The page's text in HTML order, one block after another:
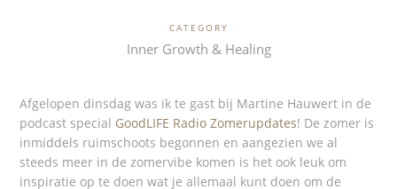
CATEGORY
Inner Growth & Healing
Afgelopen dinsdag was ik te gast bij Martine Hauwert in de
podcast special GoodLIFE Radio Zomerupdates! De zomer is
inmiddels ruimschoots begonnen en aangezien we al
steeds meer in de zomervibe komen is het ook leuk om
inspiratie op te doen wat je allemaal kunt doen om de